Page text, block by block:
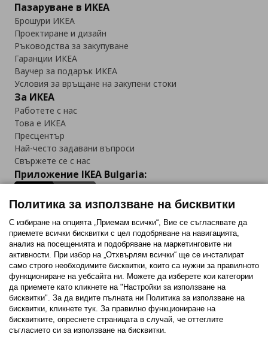
Пазаруване в ИКЕА
Брошури ИКЕА
Проектиране и дизайн
Ръководства за закупуване
Гаранции ИКЕА
Ваучер за подарък ИКЕА
Условия за връщане на закупени стоки
За ИКЕА
Работете с нас
Това е ИКЕА
Пресцентър
Най-често задавани въпроси
Свържете се с нас
Приложение IKEA Bulgaria:
Последвайте ни:
FacebookTwitterYoutubePinterestInstagram
Политика за използване на бисквитки (Cookies)
Политика за използване на бисквитки
С избиране на опцията „Приемам всички“, Вие се съгласявате да
приемете всички бисквитки с цел подобряване на навигацията,
анализ на посещенията и подобряване на маркетинговите ни
активности. При избор на „Отхвърлям всички“ ще се инсталират
само строго необходимитe бисквитки, които са нужни за правилното
функциониране на уебсайта ни. Можете да изберете кои категории
да приемете като кликнете на "Настройки за използване на
бисквитки". За да видите пълната ни Политика за използване на
бисквитки, кликнете тук. За правилно функциониране на
бисквитките, опреснете страницата в случай, че оттеглите
съгласието си за използване на бисквитки.